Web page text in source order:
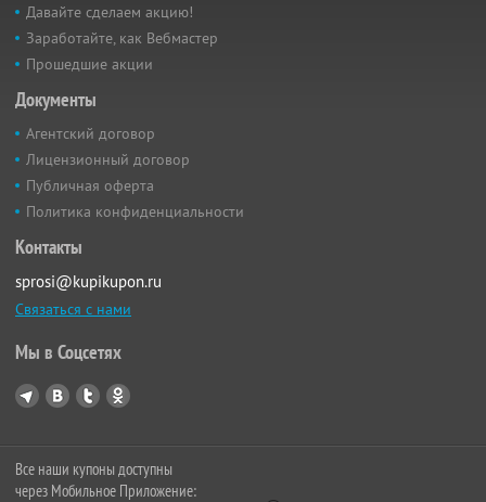
Давайте сделаем акцию!
Заработайте, как Вебмастер
Прошедшие акции
Документы
Агентский договор
Лицензионный договор
Публичная оферта
Политика конфиденциальности
Контакты
sprosi@kupikupon.ru
Связаться с нами
Мы в Соцсетях
Все наши купоны доступны
через Мобильное Приложение: